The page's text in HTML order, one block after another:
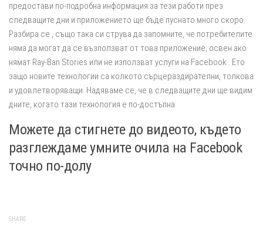
предостави по-подробна информация за тези работи през
следващите дни и приложението ще бъде пуснато много скоро.
Разбира се , също така си струва да запомните, че потребителите
няма да могат да се възползват от това приложение, освен ако
нямат Ray-Ban Stories или не използват услуги на Facebook . Ето
защо новите технологии са колкото сърцераздирателни, толкова
и удовлетворяващи. Надяваме се, че в следващите дни ще видим
дните, когато тази технология е по-достъпна.
Можете да стигнете до видеото, където
разглеждаме умните очила на Facebook
точно по-долу
SHARE